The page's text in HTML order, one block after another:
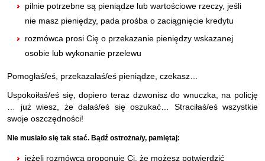
pilnie potrzebne są pieniądze lub wartościowe rzeczy, jeśli
nie masz pieniędzy, pada prośba o zaciągnięcie kredytu
rozmówca prosi Cię o przekazanie pieniędzy wskazanej
osobie lub wykonanie przelewu
Pomogłaś/eś, przekazałaś/eś pieniądze, czekasz…
Uspokoiłaś/eś się, dopiero teraz dzwonisz do wnuczka, na policję
… już wiesz, że dałaś/eś się oszukać… Straciłaś/eś wszystkie
swoje oszczędności!
Nie musiało się tak stać. Bądź ostrożna/y, pamiętaj:
jeżeli rozmówca proponuje Ci, że możesz potwierdzić